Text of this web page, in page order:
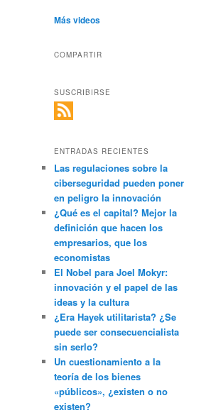
Más videos
COMPARTIR
SUSCRIBIRSE
ENTRADAS RECIENTES
Las regulaciones sobre la
ciberseguridad pueden poner
en peligro la innovación
¿Qué es el capital? Mejor la
definición que hacen los
empresarios, que los
economistas
El Nobel para Joel Mokyr:
innovación y el papel de las
ideas y la cultura
¿Era Hayek utilitarista? ¿Se
puede ser consecuencialista
sin serlo?
Un cuestionamiento a la
teoría de los bienes
«públicos», ¿existen o no
existen?